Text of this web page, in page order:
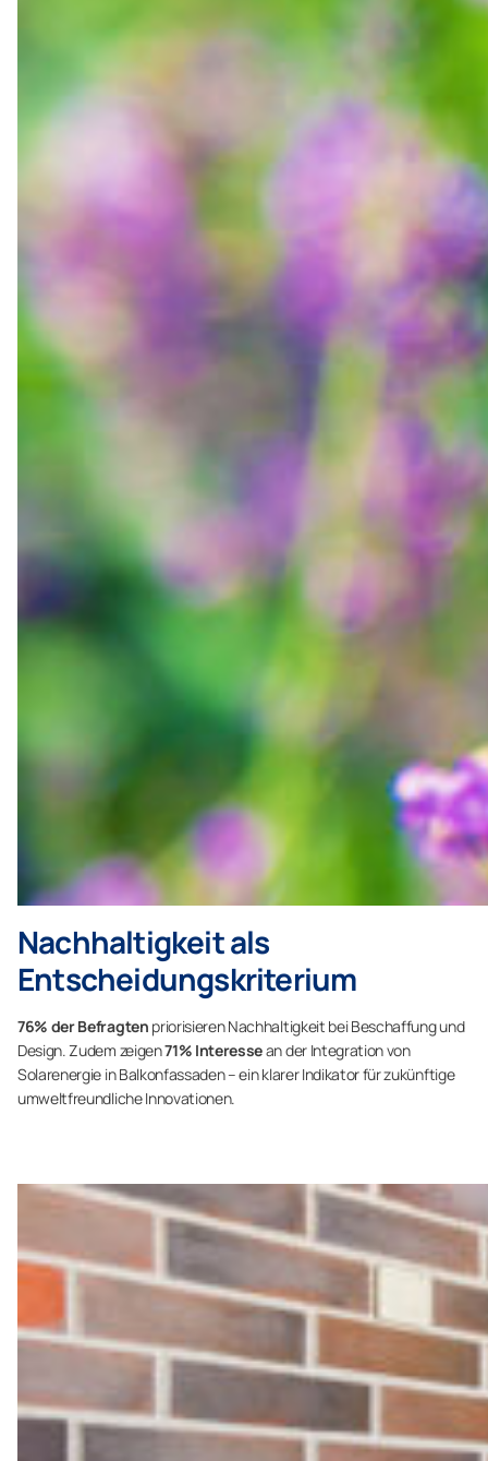
Nachhaltigkeit als
Entscheidungskriterium
76% der Befragten priorisieren Nachhaltigkeit bei Beschaffung und
Design. Zudem zeigen71% Interessean der Integration von
Solarenergie in Balkonfassaden – ein klarer Indikator für zukünftige
umweltfreundliche Innovationen.